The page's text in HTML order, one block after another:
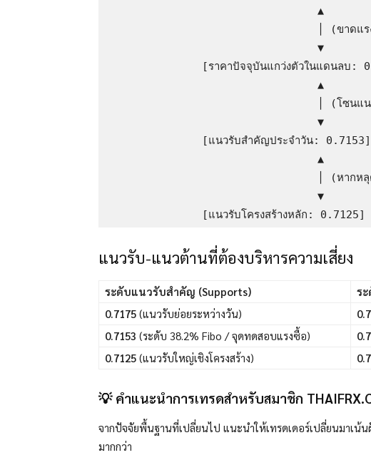
                                 ▲
│ (ขาดแร
                                 ▼
[ราคาปัจจุบันแกว่งตัวในแดนลบ:
                                 ▲
│ (โซนแน
                                 ▼
[แนวรับสำคัญประจำวัน:
                                 ▲
│ (หากห
                                 ▼
แนวรับ-แนวต้านที่ต้องบริหารความเสี่ยง
ระดับแนวรับสำคัญ (Supports)
ร
0.7175 (แนวรับย่อยระหว่างวัน)
0.7153 (ระดับ 38.2% Fibo / จุดทดสอบแรงซื้อ)
0.7125 (แนวรับใหญ่เชิงโครงสร้าง)
💡 คำแนะนำการเทรดสำหรับสมาชิก
จากปัจจัยพื้นฐานที่เปลี่ยนไป แนะนำให้เทรดเดอร์เปลี่ยนมาเน้น
มากกว่า